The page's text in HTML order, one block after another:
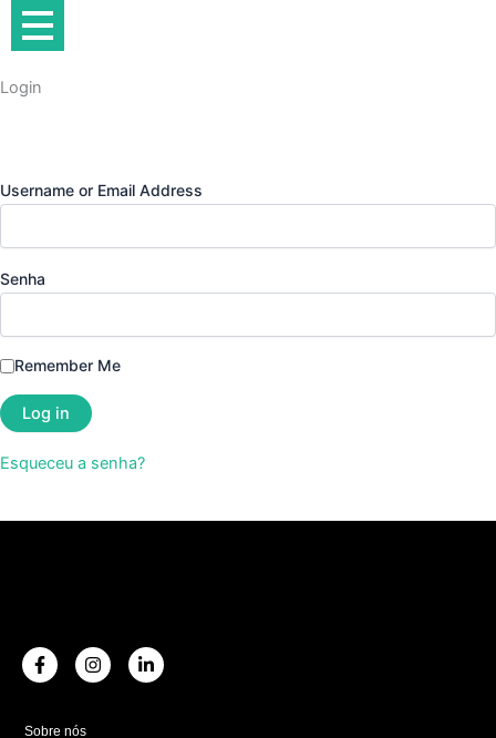
para
conteúdo
Login
Username or Email Address
Senha
Remember Me
Esqueceu a senha?
F
a
b
I
n
L
i
Sobre nós